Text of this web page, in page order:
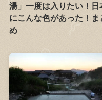
湯」一度は入りたい！日
にこんな色があった！ま
め